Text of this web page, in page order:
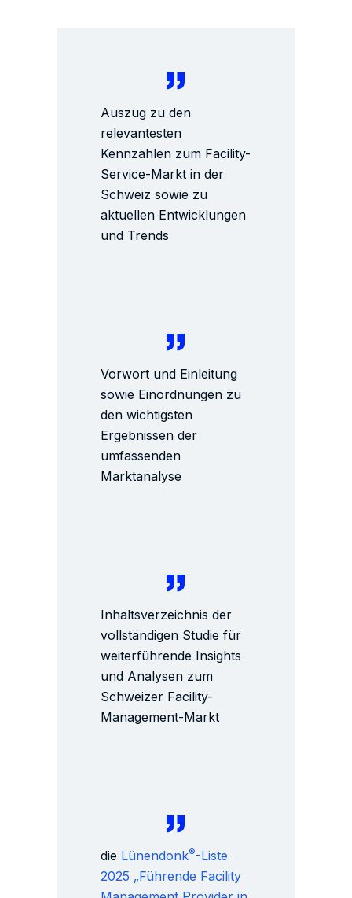
Auszug zu den
relevantesten
Kennzahlen zum Facility-
Service-Markt in der
Schweiz sowie zu
aktuellen Entwicklungen
und Trends
Vorwort und Einleitung
sowie Einordnungen zu
den wichtigsten
Ergebnissen der
umfassenden
Marktanalyse
Inhaltsverzeichnis der
vollständigen Studie für
weiterführende Insights
und Analysen zum
Schweizer Facility-
Management-Markt
die Lünendonk®-Liste
2025 „Führende Facility